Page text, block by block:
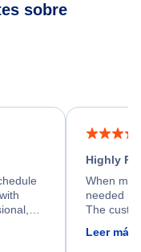
sobre
Highly
When my
needed
The
calm,
Leer más